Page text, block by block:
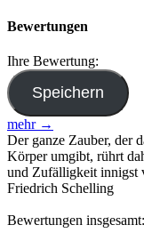
Bewertungen
Ihre Bewertung:
mehr →
Der ganze Zauber, der
Körper umgibt, rührt
und Zufälligkeit innigst
Friedrich Schelling
Bewertungen insgesamt: